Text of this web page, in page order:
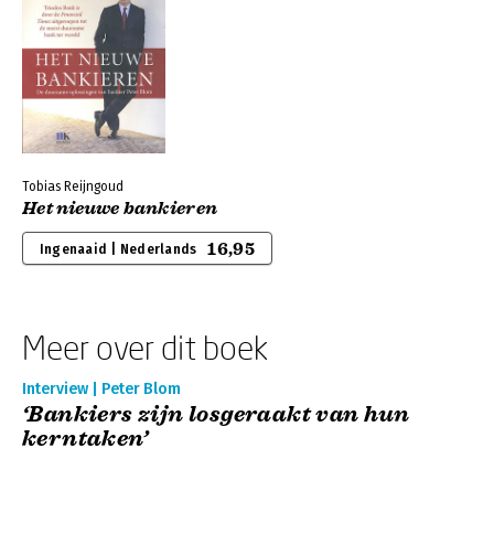
Tobias Reijngoud
Het nieuwe bankieren
Ingenaaid | Nederlands 16,95
Meer over dit boek
Interview | Peter Blom
‘Bankiers zijn losgeraakt van hun
kerntaken’